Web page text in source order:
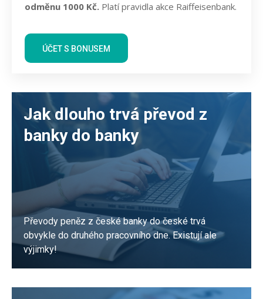
odměnu 1000 Kč. Platí pravidla akce Raiffeisenbank.
ÚČET S BONUSEM
Jak dlouho trvá převod z
banky do banky
Převody peněz z české banky do české trvá
obvykle do druhého pracovního dne. Existují ale
výjimky!